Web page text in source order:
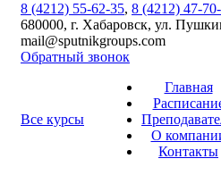
8 (4212) 55-62-35, 8 (4212) 47-
680000, г. Хабаровск, ул.
mail@sputnikgroups.com
Обратный звонок
Все курсы
Главная
О
Контакты